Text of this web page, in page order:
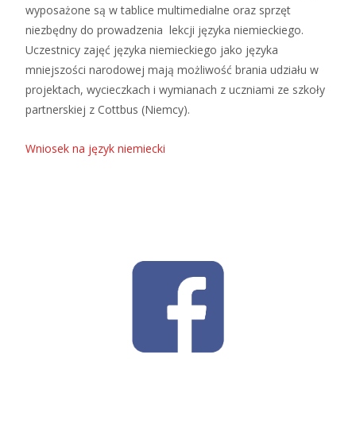
wyposażone są w tablice multimedialne oraz sprzęt
niezbędny do prowadzenia lekcji języka niemieckiego.
Uczestnicy zajęć języka niemieckiego jako języka
mniejszości narodowej mają możliwość brania udziału w
projektach, wycieczkach i wymianach z uczniami ze szkoły
partnerskiej z Cottbus (Niemcy).
Wniosek na język niemiecki